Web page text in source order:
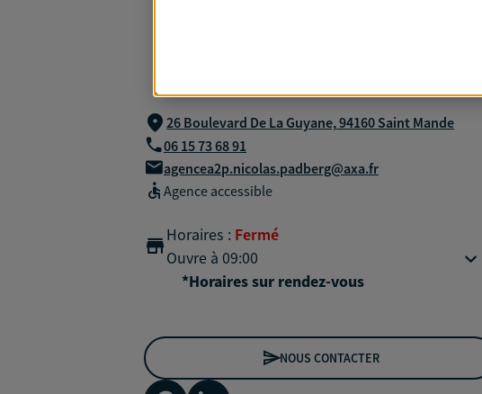
26 Boulevard De La Guyane,94160 Saint Mande
06 15 73 68 91
agencea2p.nicolas.padberg@axa.fr
Agence accessible
Horaires : Fermé
Ouvre à 09:00
*Horaires sur rendez-vous
NOUS CONTACTER